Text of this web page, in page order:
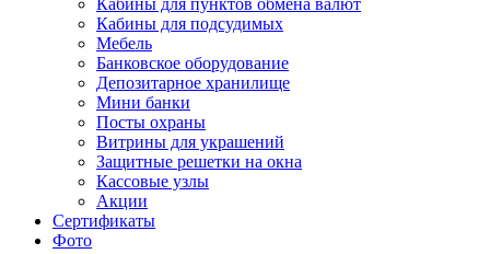
Кабины для пунктов обмена валют
Кабины для подсудимых
Мебель
Банковское оборудование
Депозитарное хранилище
Мини банки
Посты охраны
Витрины для украшений
Защитные решетки на окна
Кассовые узлы
Акции
Сертификаты
Фото